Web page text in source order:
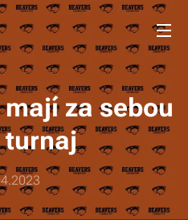
za sebou
turnaj